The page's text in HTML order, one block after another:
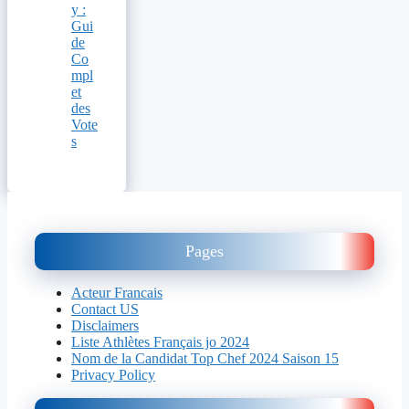
y :
Gui
de
Co
mpl
et
des
Vote
s
Pages
Acteur Francais
Contact US
Disclaimers
Liste Athlètes Français jo 2024
Nom de la Candidat Top Chef 2024 Saison 15
Privacy Policy